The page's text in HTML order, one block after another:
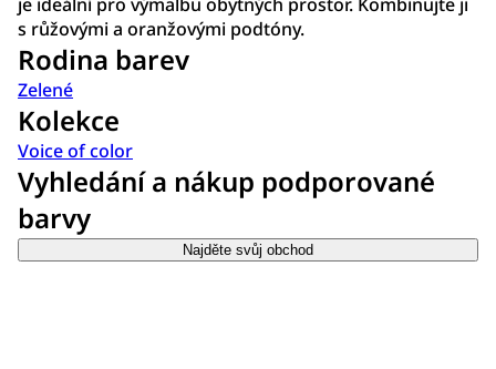
s růžovými a oranžovými podtóny.
Rodina barev
Zelené
Kolekce
Voice of color
Vyhledání a nákup podporované
barvy
Najděte svůj obchod